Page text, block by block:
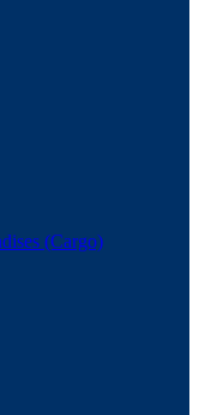
(Cargo)